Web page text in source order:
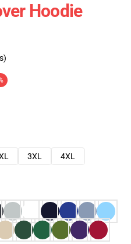
Hoodie
3XL
4XL